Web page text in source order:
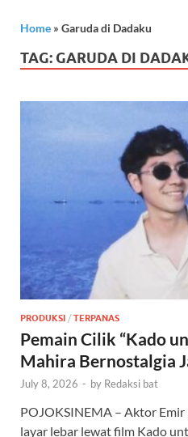
Home » Garuda di Dadaku
TAG: GARUDA DI
PRODUKSI / TERPANAS
Pemain Cilik “Kado
Mahira Bernostalgia
July 8, 2026 - by Redaksi bat
POJOKSINEMA – Aktor
layar lebar lewat film Kado